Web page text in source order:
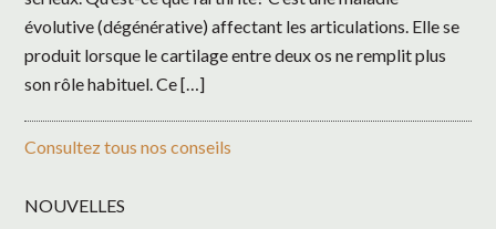
évolutive (dégénérative) affectant les articulations. Elle se
produit lorsque le cartilage entre deux os ne remplit plus
son rôle habituel. Ce […]
Consultez tous nos conseils
NOUVELLES